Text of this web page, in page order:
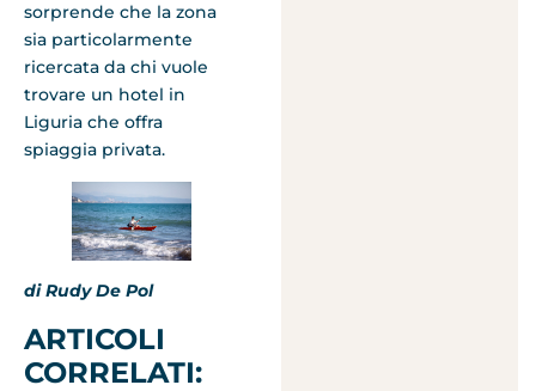
sorprende che la zona
sia particolarmente
ricercata da chi vuole
trovare un hotel in
Liguria che offra
spiaggia privata.
di Rudy De Pol
ARTICOLI
CORRELATI: